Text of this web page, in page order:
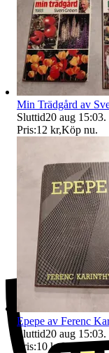
Ersättning om
Min Trädgård av
Sluttid20 aug 15:03.
Pris:12 kr,Köp nu.
Epepe av Ferenc
Sluttid20 aug 15:03.
Pris:10 kr,Köp nu